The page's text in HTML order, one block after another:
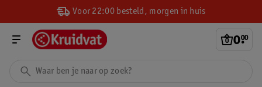
Voor 22:00 besteld, morgen in huis
0.
00